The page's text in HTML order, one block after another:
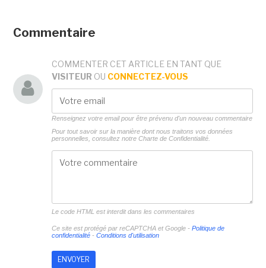
Commentaire
COMMENTER CET ARTICLE EN TANT QUE
VISITEUR OU CONNECTEZ-VOUS
Renseignez votre email pour être prévenu d'un nouveau commentaire
Pour tout savoir sur la manière dont nous traitons vos données
personnelles, consultez notre Charte de Confidentialité.
Le code HTML est interdit dans les commentaires
Ce site est protégé par reCAPTCHA et Google - Politique de
confidentialité- Conditions d'utilisation